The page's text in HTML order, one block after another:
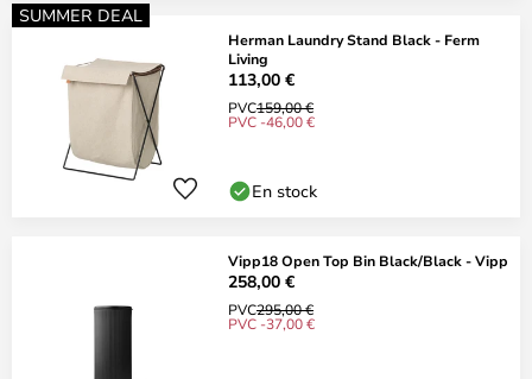
SUMMER DEAL
Herman Laundry Stand Black - Ferm
Living
113,00 €
PVC159,00 €
PVC -46,00 €
En stock
Vipp18 Open Top Bin Black/Black - Vipp
258,00 €
PVC295,00 €
PVC -37,00 €